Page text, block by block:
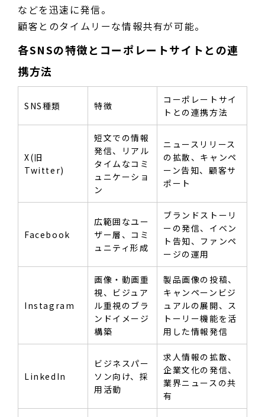
などを迅速に発信。
顧客とのタイムリーな情報共有が可能。
各SNSの特徴とコーポレートサイトとの連
携方法
SNS種類 特徴
コーポレートサイ
トとの連携方法
X(旧
Twitter)
短文での情報
発信、リアル
タイムなコミ
ュニケーショ
ン
ニュースリリース
の拡散、キャンペ
ーン告知、顧客サ
ポート
Facebook
広範囲なユー
ザー層、コミ
ュニティ形成
ブランドストーリ
ーの発信、イベン
ト告知、ファンペ
ージの運用
Instagram
画像・動画重
視、ビジュア
ル重視のブラ
ンドイメージ
構築
製品画像の投稿、
キャンペーンビジ
ュアルの展開、ス
トーリー機能を活
用した情報発信
LinkedIn
ビジネスパー
ソン向け、採
用活動
求人情報の拡散、
企業文化の発信、
業界ニュースの共
有